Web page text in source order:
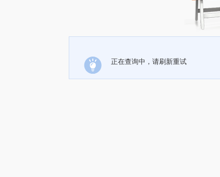
正在查询中，请刷新重试